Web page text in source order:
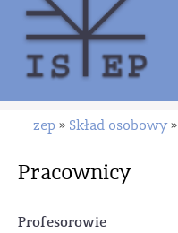
zep » Skład osobowy »
Pracownicy
Profesorowie